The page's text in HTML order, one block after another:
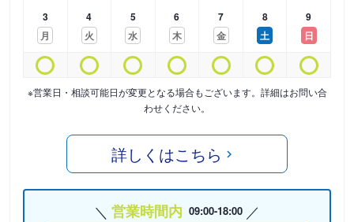
3
月
4
火
5
水
6
木
7
金
8
土
9
日
※営業日・相談可能日が変更となる場合もございます。詳細はお問い合
わせください。
詳しくはこちら
営業時間内 09:00-18:00